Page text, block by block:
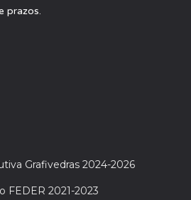
prazos.
Grafivedras 2024-2026
FEDER 2021-2023